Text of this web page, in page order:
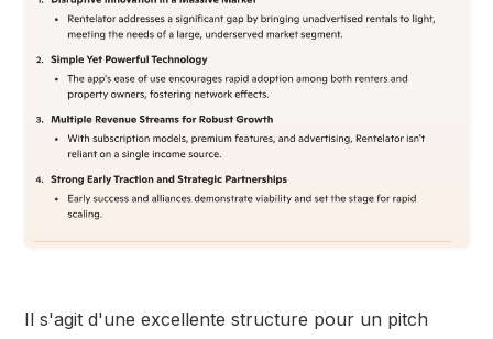
Il s'agit d'une excellente structure pour un pitch